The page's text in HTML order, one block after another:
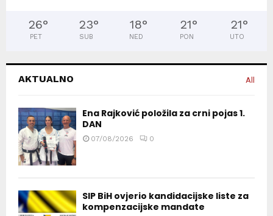
26°
PET
23°
SUB
18°
NED
21°
PON
21°
UTO
AKTUALNO All
Ena Rajković položila za crni pojas 1.
DAN
07/08/2026 0
SIP BiH ovjerio kandidacijske liste za
kompenzacijske mandate